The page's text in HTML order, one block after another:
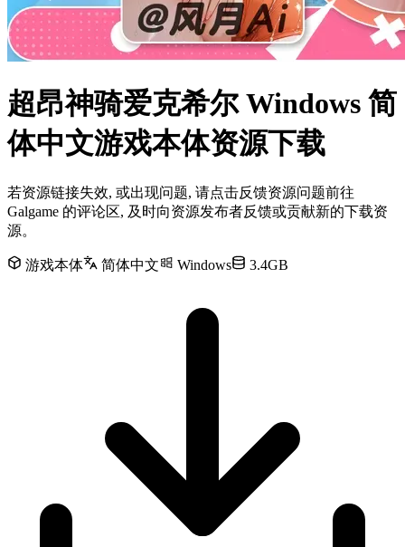
超昂神骑爱克希尔 Windows 简
体中文游戏本体资源下载
若资源链接失效, 或出现问题, 请点击反馈资源问题前往
Galgame 的评论区, 及时向资源发布者反馈或贡献新的下载资
源。
游戏本体 简体中文 Windows 3.4GB